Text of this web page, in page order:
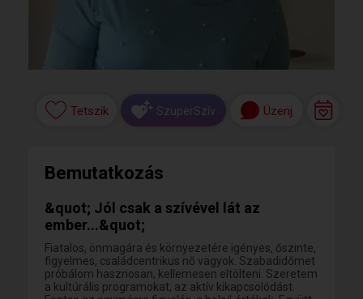
Tetszik SzuperSzív Üzenj
Bemutatkozás
&quot; Jól csak a szívével lát az
ember...&quot;
Fiatalos, önmagára és környezetére igényes, őszinte,
figyelmes, családcentrikus nő vagyok. Szabadidőmet
próbálom hasznosan, kellemesen eltölteni. Szeretem
a kultúrális programokat, az aktív kikapcsolódást.